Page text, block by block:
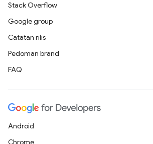
Stack Overflow
Google group
Catatan rilis
Pedoman brand
FAQ
Android
Chrome